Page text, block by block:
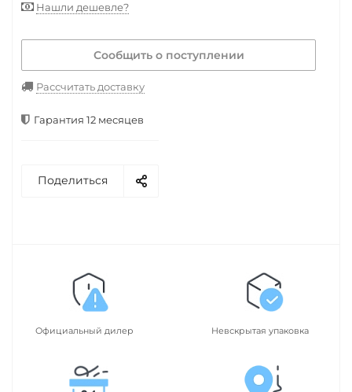
Нашли дешевле?
Сообщить о поступлении
Рассчитать доставку
Гарантия 12 месяцев
Поделиться
Официальный дилер Невскрытая упаковка